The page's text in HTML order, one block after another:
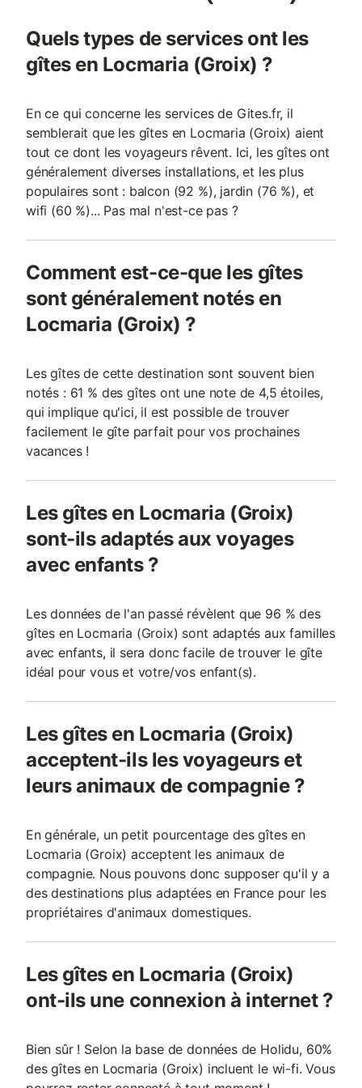
des points de vue exceptionnel . Vous avez 2 options qui vous
qui est de 20 € par lit . Prestations optionnelles à régler sur
place et à réserver avant votre arrivée : . Frais de li
Quels types de services ont les
gîtes en Locmaria (Groix) ?
En ce qui concerne les services de Gites.fr, il
semblerait que les gîtes en Locmaria (Groix) aient
tout ce dont les voyageurs rêvent. Ici, les gîtes ont
généralement diverses installations, et les plus
populaires sont : balcon (92 %), jardin (76 %), et
wifi (60 %)... Pas mal n'est-ce pas ?
Comment est-ce-que les gîtes
sont généralement notés en
Locmaria (Groix) ?
Les gîtes de cette destination sont souvent bien
notés : 61 % des gîtes ont une note de 4,5 étoiles,
qui implique qu'ici, il est possible de trouver
facilement le gîte parfait pour vos prochaines
vacances !
Les gîtes en Locmaria (Groix)
sont-ils adaptés aux voyages
avec enfants ?
Les données de l'an passé révèlent que 96 % des
gîtes en Locmaria (Groix) sont adaptés aux familles
avec enfants, il sera donc facile de trouver le gîte
idéal pour vous et votre/vos enfant(s).
Les gîtes en Locmaria (Groix)
acceptent-ils les voyageurs et
leurs animaux de compagnie ?
En générale, un petit pourcentage des gîtes en
Locmaria (Groix) acceptent les animaux de
compagnie. Nous pouvons donc supposer qu'il y a
des destinations plus adaptées en France pour les
propriétaires d'animaux domestiques.
Les gîtes en Locmaria (Groix)
ont-ils une connexion à internet ?
Bien sûr ! Selon la base de données de Holidu, 60%
des gîtes en Locmaria (Groix) incluent le wi-fi. Vous